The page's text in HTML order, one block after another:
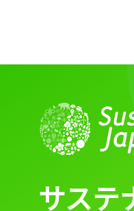
サステ